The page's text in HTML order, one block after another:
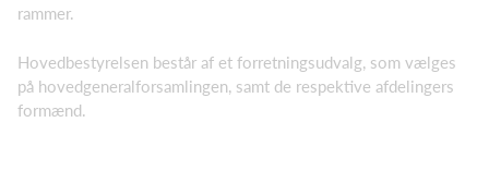
rammer.
Hovedbestyrelsen består af et forretningsudvalg, som vælges
på hovedgeneralforsamlingen, samt de respektive afdelingers
formænd.